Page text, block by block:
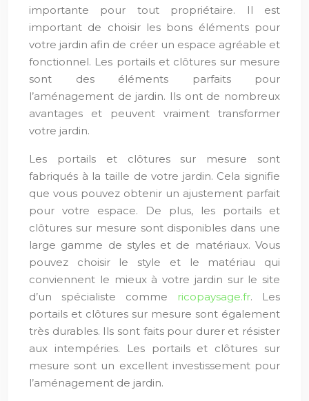
importante pour tout propriétaire. Il est
important de choisir les bons éléments pour
votre jardin afin de créer un espace agréable et
fonctionnel. Les portails et clôtures sur mesure
sont des éléments parfaits pour
l’aménagement de jardin. Ils ont de nombreux
avantages et peuvent vraiment transformer
votre jardin.
Les portails et clôtures sur mesure sont
fabriqués à la taille de votre jardin. Cela signifie
que vous pouvez obtenir un ajustement parfait
pour votre espace. De plus, les portails et
clôtures sur mesure sont disponibles dans une
large gamme de styles et de matériaux. Vous
pouvez choisir le style et le matériau qui
conviennent le mieux à votre jardin sur le site
d’un spécialiste comme
ricopaysage.fr. Les
portails et clôtures sur mesure sont également
très durables. Ils sont faits pour durer et résister
aux intempéries. Les portails et clôtures sur
mesure sont un excellent investissement pour
l’aménagement de jardin.